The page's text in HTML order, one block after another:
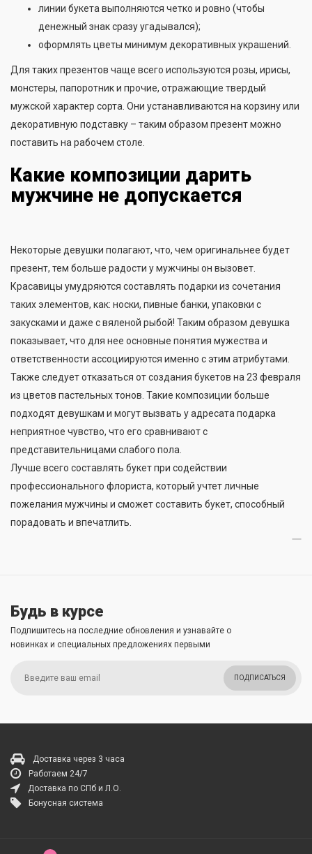
линии букета выполняются четко и ровно (чтобы
денежный знак сразу угадывался);
оформлять цветы минимум декоративных украшений.
Для таких презентов чаще всего используются розы, ирисы,
монстеры, папоротник и прочие, отражающие твердый
мужской характер сорта. Они устанавливаются на корзину или
декоративную подставку – таким образом презент можно
поставить на рабочем столе.
Какие композиции дарить
мужчине не допускается
Некоторые девушки полагают, что, чем оригинальнее будет
презент, тем больше радости у мужчины он вызовет.
Красавицы умудряются составлять подарки из сочетания
таких элементов, как: носки, пивные банки, упаковки с
закусками и даже с вяленой рыбой! Таким образом девушка
показывает, что для нее основные понятия мужества и
ответственности ассоциируются именно с этим атрибутами.
Также следует отказаться от создания букетов на 23 февраля
из цветов пастельных тонов. Такие композиции больше
подходят девушкам и могут вызвать у адресата подарка
неприятное чувство, что его сравнивают с
представительницами слабого пола.
Лучше всего составлять букет при содействии
профессионального флориста, который учтет личные
пожелания мужчины и сможет составить букет, способный
порадовать и впечатлить.
Будь в курсе
Подпишитесь на последние обновления и узнавайте о
новинках и специальных предложениях первыми
ПОДПИСАТЬСЯ
Доставка через 3 часа
Работаем 24/7
Доставка по СПб и Л.О.
Бонусная система